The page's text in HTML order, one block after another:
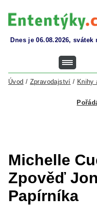
Dnes je 06.08.2026, svátek
Úvod / Zpravodajství / Knihy
Michelle
Zpověď
Papírníka